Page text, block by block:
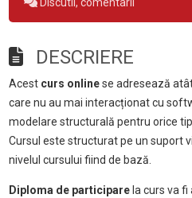
DESCRIERE
Acest curs onlinese adresează
care nu au mai interacționat cu
modelare structurală pentru orice
Cursul este structurat pe un suport
nivelul cursului fiind de bază.
Diploma de participarela curs va fi